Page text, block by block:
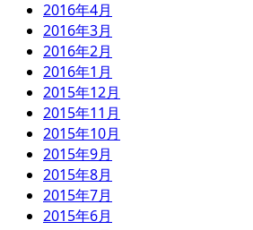
2016年4月
2016年3月
2016年2月
2016年1月
2015年12月
2015年11月
2015年10月
2015年9月
2015年8月
2015年7月
2015年6月